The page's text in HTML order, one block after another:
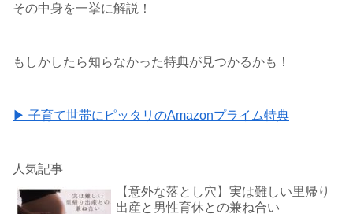
その中身を一挙に解説！
もしかしたら知らなかった特典が見つかるかも！
▶ 子育て世帯にピッタリのAmazonプライム特典
人気記事
【意外な落とし穴】実は難しい里帰り
出産と男性育休との兼ね合い